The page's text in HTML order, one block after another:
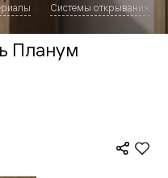
Системы открывания
Планум